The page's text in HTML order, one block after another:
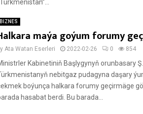
BIZNES
maýa goýum forumy
Ata Watan Eserleri 2022-02-26 0 854
Kabinetiniň Başlygynyň orunbasary
nebitgaz pudagyna daşary
boýunça halkara forumy geçirmäge
hasabat berdi. Bu barada...